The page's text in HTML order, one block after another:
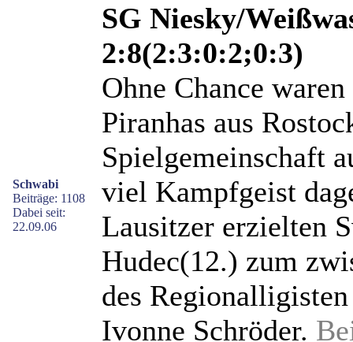
Schwabi
Beiträge: 1108
Dabei seit:
22.09.06
SG Niesky/
2:8(2:3:0:2;0:3)
Ohne Chance
Piranhas aus
Spielgemeinschaft
viel Kampfgeist
Lausitzer erzielten
Hudec(12.) zum
des
Ivonne Schröder.